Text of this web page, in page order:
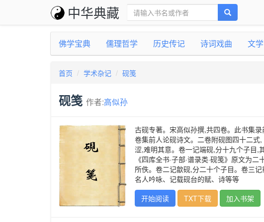
中华典藏
佛学宝典 儒理哲学 历史传记 诗词戏曲 文
首页 学术杂记 砚笺
砚笺 作者:高似孙
古砚专著。宋高似孙撰,共四卷。此书集
卷集前人论砚诗文。二卷附砚图四十二
涩,难明其意。卷一记端砚,分十九个子目,
《四库全书·子部·谱录类·砚笺》原文为
所佚。卷二记歙砚,分二十个子目。卷三
名人吟咏、记载砚台的赋、诗等等
开始阅读
TXT下载 加入书架